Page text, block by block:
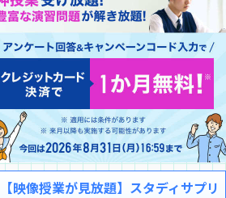
【映像授業が見放題】スタディサプリ